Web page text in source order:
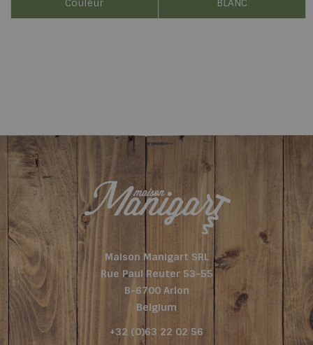
Couleur BLANC
Maison Manigart SRL
Rue Paul Reuter 53-55
B-6700 Arlon
Belgium
+32 (0)63 22 02 56